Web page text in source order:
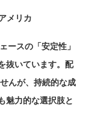
メリカ
ースの「安定性」
抜いています。配
んが、持続的な成
魅力的な選択肢と